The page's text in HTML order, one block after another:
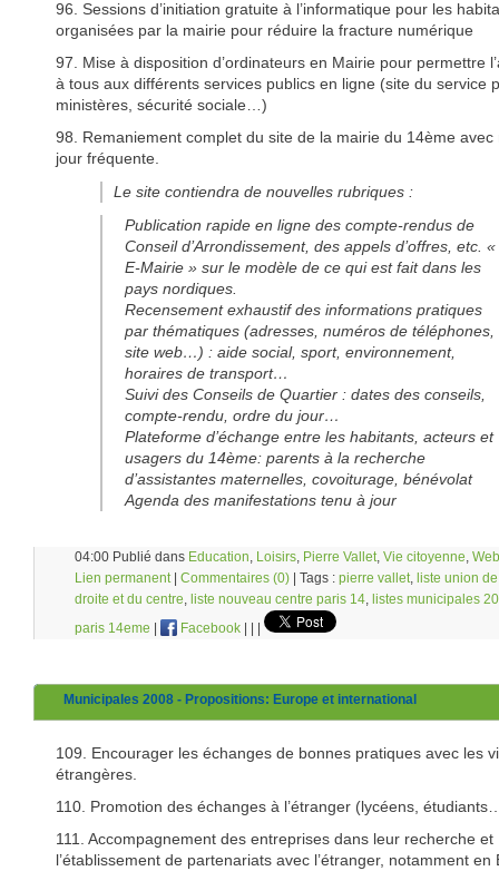
96. Sessions d’initiation gratuite à l’informatique pour les
organisées par la mairie pour réduire la fracture numérique
97. Mise à disposition d’ordinateurs en Mairie pour permettre
à tous aux différents services publics en ligne (site du service
ministères, sécurité sociale…)
98. Remaniement complet du site de la mairie du 14ème avec
jour fréquente.
Le site contiendra de nouvelles rubriques :
Publication rapide en ligne des compte-rendus de
Conseil d’Arrondissement, des appels d’offres, etc. «
E-Mairie » sur le modèle de ce qui est fait dans les
pays nordiques.
Recensement exhaustif des informations pratiques
par thématiques (adresses, numéros de téléphones,
site web…) : aide social, sport, environnement,
horaires de transport…
Suivi des Conseils de Quartier : dates des conseils,
compte-rendu, ordre du jour…
Plateforme d’échange entre les habitants, acteurs et
usagers du 14ème: parents à la recherche
d’assistantes maternelles, covoiturage, bénévolat
Agenda des manifestations tenu à jour
04:00 Publié dans Education Loisirs Pierre Vallet Vie citoyenne Web
Lien permanent | Commentaires (0) | Tags : pierre vallet liste union
droite et du centre liste nouveau centre paris 14 listes municipales
paris 14eme | Facebook | | |
Municipales 2008 - Propositions: Europe et international
109. Encourager les échanges de bonnes pratiques avec les
étrangères.
110. Promotion des échanges à l’étranger (lycéens,
111. Accompagnement des entreprises dans leur recherche et
l’établissement de partenariats avec l’étranger, notamment en